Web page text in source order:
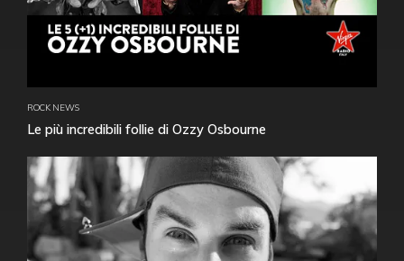
ROCK NEWS
Le più incredibili follie di Ozzy Osbourne